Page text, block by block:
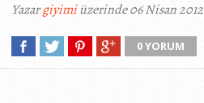
Yazargiyimiüzerinde 06 Nisan 2012
0 YORUM